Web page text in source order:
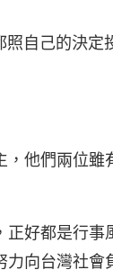
自己的決
，他們兩位
正好都是行
向台灣社會